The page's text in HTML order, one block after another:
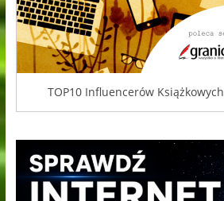
TOP10 Influencerów Książkowych